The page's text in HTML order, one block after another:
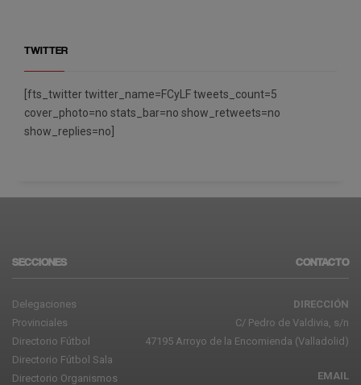
TWITTER
[fts_twitter twitter_name=FCyLF tweets_count=5
cover_photo=no stats_bar=no show_retweets=no
show_replies=no]
SECCIONES
Delegaciones
Provinciales
Directorio Fútbol
Directorio Fútbol Sala
Directorio Organismos
CONTACTO
DIRECCIÓN
C/ Pedro de Valdivia, s/n
47195 Arroyo de la Encomienda (Valladolid)
EMAIL